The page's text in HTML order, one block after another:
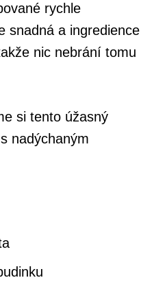
rychle
snadná a ingredience
nic nebrání tomu
si tento úžasný
nadýchaným